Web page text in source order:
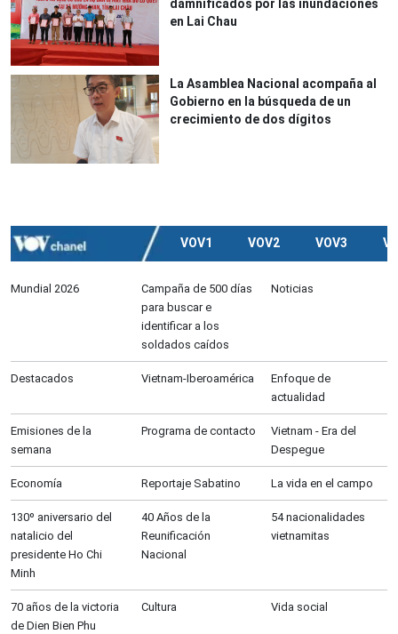
damnificados por las inundaciones
en Lai Chau
La Asamblea Nacional acompaña al
Gobierno en la búsqueda de un
crecimiento de dos dígitos
VOV1 VOV2 VOV3
Mundial 2026
Campaña de 500 días
para buscar e
identificar a los
soldados caídos
Noticias
Destacados Vietnam-Iberoamérica
Enfoque de
actualidad
Emisiones de la
semana
Programa de contacto
Vietnam - Era del
Despegue
Economía Reportaje Sabatino La vida en el campo
130º aniversario del
natalicio del
presidente Ho Chi
Minh
40 Años de la
Reunificación
Nacional
54 nacionalidades
vietnamitas
70 años de la victoria
de Dien Bien Phu
Cultura Vida social